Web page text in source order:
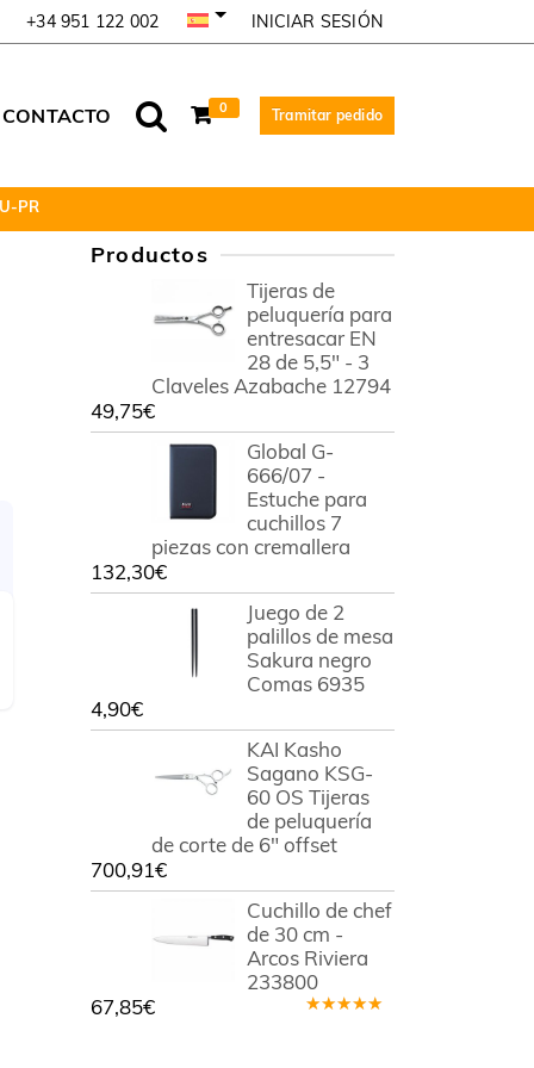
+34 951 122 002 INICIAR SESIÓN
CONTACTO 0 Tramitar pedido
PR
Productos
Tijeras de
peluquería para
entresacar EN
28 de 5,5" - 3
Claveles Azabache 12794
49,75€
Global G-
666/07 -
Estuche para
cuchillos 7
piezas con cremallera
132,30€
Juego de 2
palillos de mesa
Sakura negro
Comas 6935
4,90€
KAI Kasho
Sagano KSG-
60 OS Tijeras
de peluquería
de corte de 6" offset
700,91€
Cuchillo de chef
de 30 cm -
Arcos Riviera
233800
67,85€